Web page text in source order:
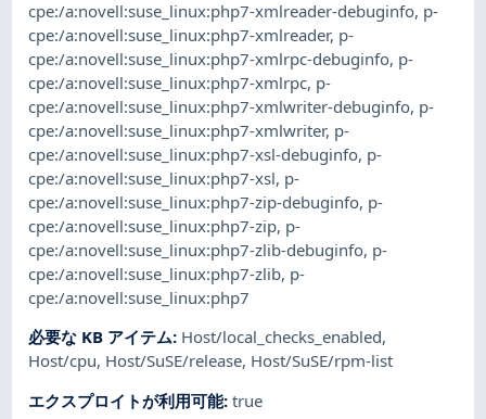
cpe:/a:novell:suse_linux:php7-xmlreader-debuginfo, p-
cpe:/a:novell:suse_linux:php7-xmlreader, p-
cpe:/a:novell:suse_linux:php7-xmlrpc-debuginfo, p-
cpe:/a:novell:suse_linux:php7-xmlrpc, p-
cpe:/a:novell:suse_linux:php7-xmlwriter-debuginfo, p-
cpe:/a:novell:suse_linux:php7-xmlwriter, p-
cpe:/a:novell:suse_linux:php7-xsl-debuginfo, p-
cpe:/a:novell:suse_linux:php7-xsl, p-
cpe:/a:novell:suse_linux:php7-zip-debuginfo, p-
cpe:/a:novell:suse_linux:php7-zip, p-
cpe:/a:novell:suse_linux:php7-zlib-debuginfo, p-
cpe:/a:novell:suse_linux:php7-zlib, p-
cpe:/a:novell:suse_linux:php7
必要な KB アイテム: Host/local_checks_enabled,
Host/cpu, Host/SuSE/release, Host/SuSE/rpm-list
エクスプロイトが利用可能:true